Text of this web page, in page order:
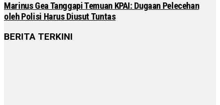
Marinus Gea Tanggapi Temuan KPAI: Dugaan Pelecehan
oleh Polisi Harus Diusut Tuntas
BERITA TERKINI